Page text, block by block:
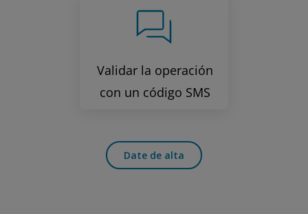
Validar la operación
con un código SMS
Date de alta